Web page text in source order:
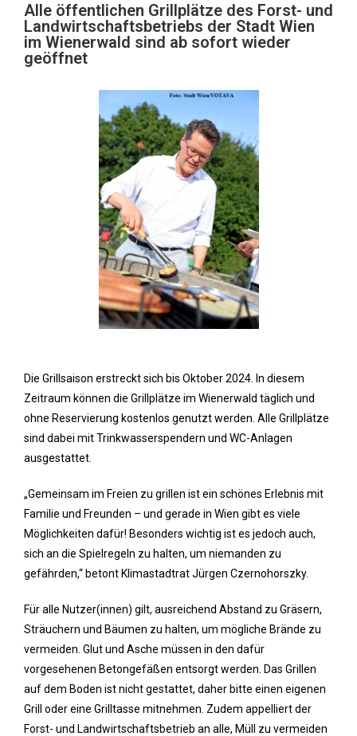
Alle öffentlichen Grillplätze des Forst- und
Landwirtschaftsbetriebs der Stadt Wien
im Wienerwald sind ab sofort wieder
geöffnet
Die Grillsaison erstreckt sich bis Oktober 2024. In diesem
Zeitraum können die Grillplätze im Wienerwald täglich und
ohne Reservierung kostenlos genutzt werden. Alle Grillplätze
sind dabei mit Trinkwasserspendern und WC-Anlagen
ausgestattet.
„Gemeinsam im Freien zu grillen ist ein schönes Erlebnis mit
Familie und Freunden – und gerade in Wien gibt es viele
Möglichkeiten dafür! Besonders wichtig ist es jedoch auch,
sich an die Spielregeln zu halten, um niemanden zu
gefährden,“ betont Klimastadtrat Jürgen Czernohorszky.
Für alle Nutzer(innen) gilt, ausreichend Abstand zu Gräsern,
Sträuchern und Bäumen zu halten, um mögliche Brände zu
vermeiden. Glut und Asche müssen in den dafür
vorgesehenen Betongefäßen entsorgt werden. Das Grillen
auf dem Boden ist nicht gestattet, daher bitte einen eigenen
Grill oder eine Grilltasse mitnehmen. Zudem appelliert der
Forst- und Landwirtschaftsbetrieb an alle, Müll zu vermeiden